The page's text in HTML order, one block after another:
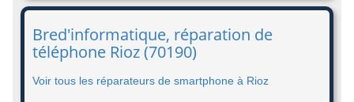
Bred'informatique, réparation de
téléphone Rioz (70190)
Voir tous les réparateurs de smartphone à Rioz